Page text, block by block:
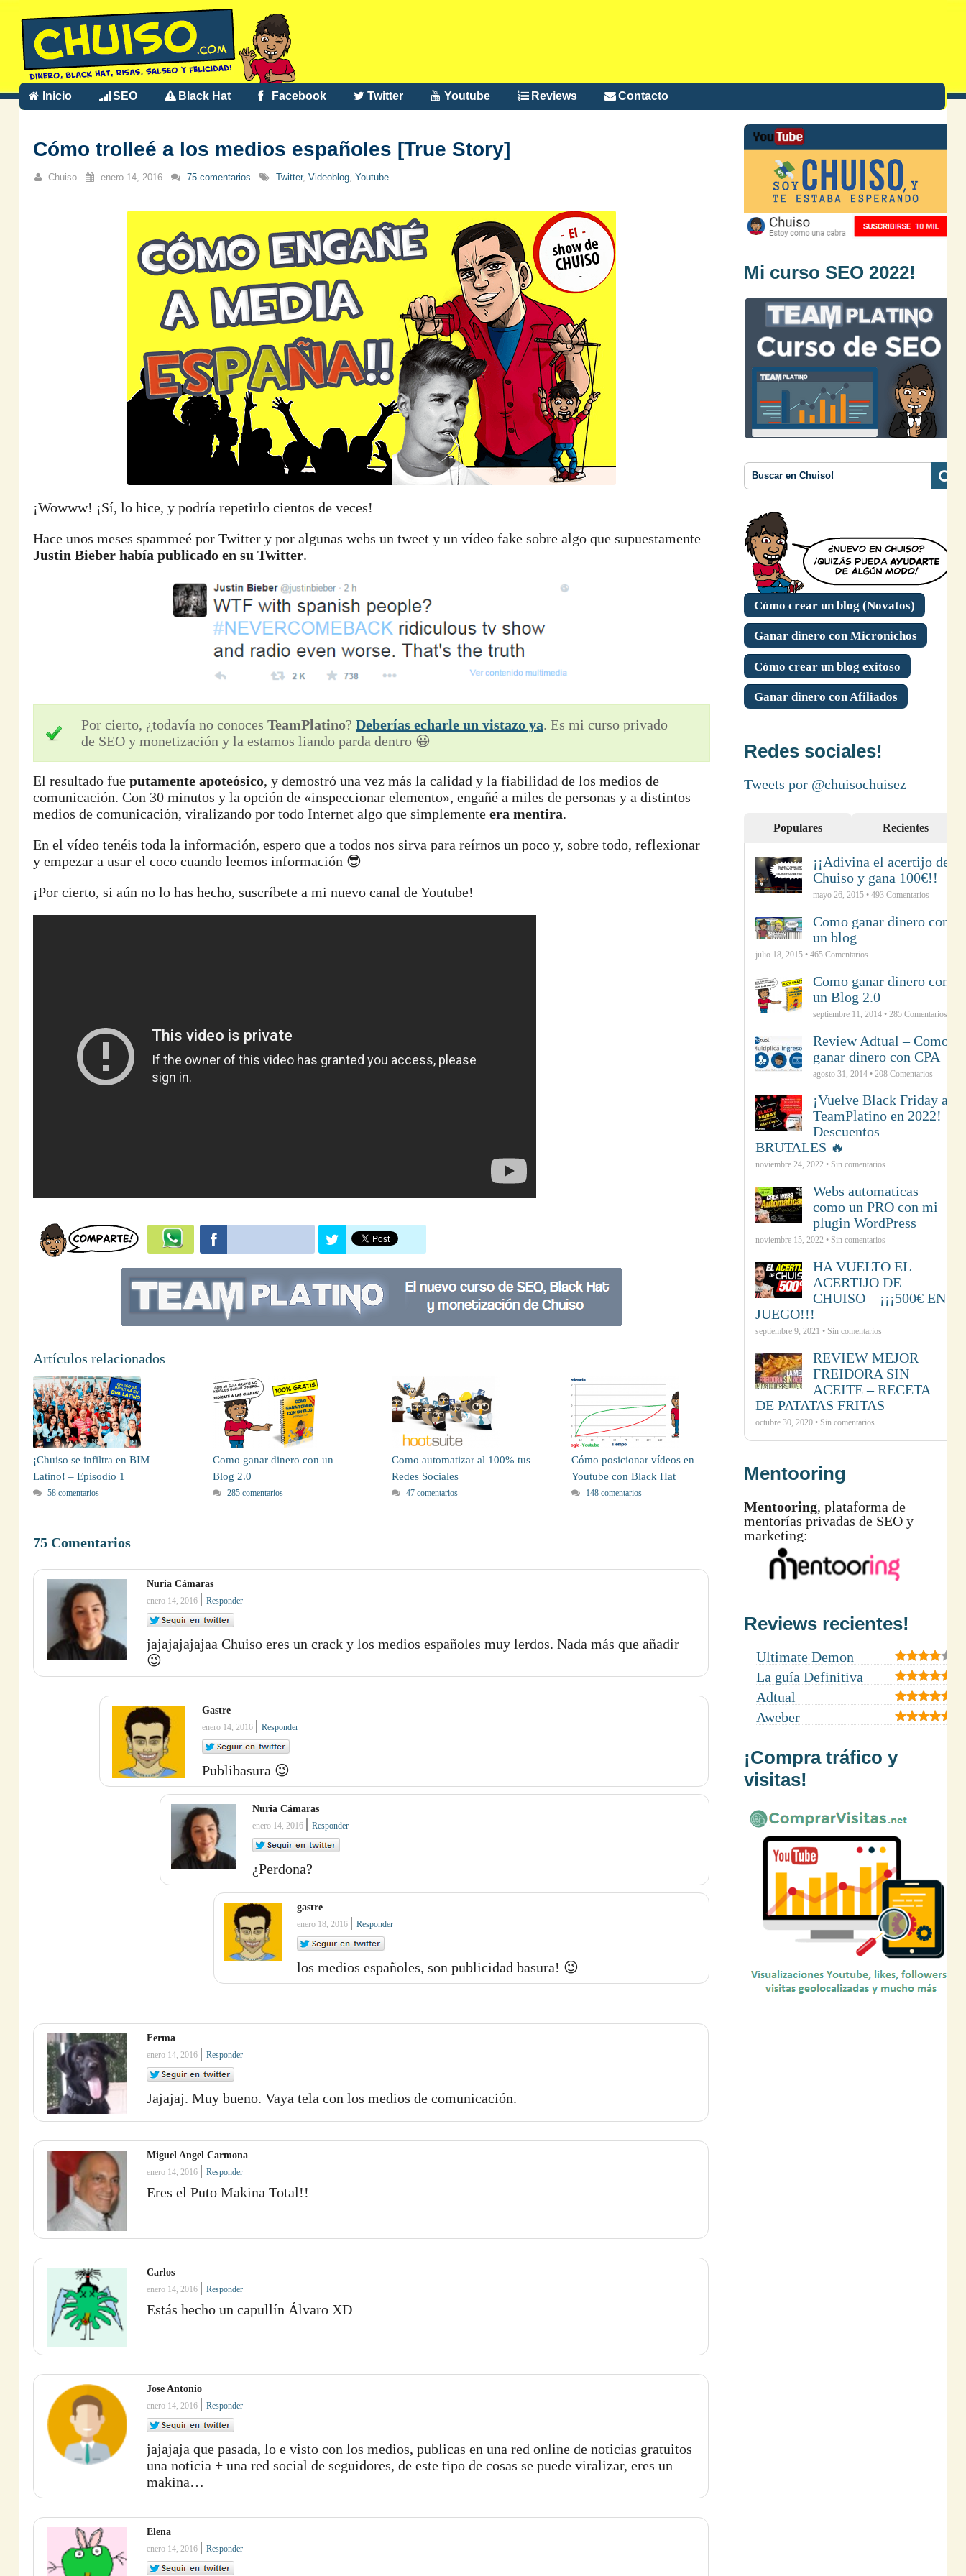
Inicio SEO Black Hat Facebook Twitter Youtube Reviews Contacto
Cómo trolleé a los medios españoles [True Story]
Chuiso enero 14, 2016 75 comentarios Twitter, Videoblog, Youtube
¡Wowww! ¡Sí, lo hice, y podría repetirlo cientos de veces!
Hace unos meses spammeé por Twitter y por algunas webs un tweet y un vídeo fake sobre algo que supuestamente
Justin Bieber había publicado en su Twitter.
Por cierto, ¿todavía no conoces TeamPlatino? Deberías echarle un vistazo ya. Es mi curso privado
de SEO y monetización y la estamos liando parda dentro 😀
El resultado fue putamente apoteósico, y demostró una vez más la calidad y la fiabilidad de los medios de
comunicación. Con 30 minutos y la opción de «inspeccionar elemento», engañé a miles de personas y a distintos
medios de comunicación, viralizando por todo Internet algo que simplemente era mentira.
En el vídeo tenéis toda la información, espero que a todos nos sirva para reírnos un poco y, sobre todo, reflexionar
y empezar a usar el coco cuando leemos información 😎
¡Por cierto, si aún no lo has hecho, suscríbete a mi nuevo canal de Youtube!
Artículos relacionados
¡Chuiso se infiltra en BIM
Latino! – Episodio 1
58 comentarios
Como ganar dinero con un
Blog 2.0
285 comentarios
Como automatizar al 100% tus
Redes Sociales
47 comentarios
Cómo posicionar vídeos en
Youtube con Black Hat
148 comentarios
75 Comentarios
Nuria Cámaras
enero 14, 2016 |Responder
jajajajajajaa Chuiso eres un crack y los medios españoles muy lerdos. Nada más que añadir
😉
Gastre
enero 14, 2016 |Responder
Publibasura 😉
Nuria Cámaras
enero 14, 2016 | Responder
¿Perdona?
gastre
enero 18, 2016 |Responder
los medios españoles, son publicidad basura! 😉
Ferma
enero 14, 2016 |Responder
Jajajaj. Muy bueno. Vaya tela con los medios de comunicación.
Miguel Angel Carmona
enero 14, 2016 |Responder
Eres el Puto Makina Total!!
Carlos
enero 14, 2016 |Responder
Estás hecho un capullín Álvaro XD
Jose Antonio
enero 14, 2016 |Responder
jajajaja que pasada, lo e visto con los medios, publicas en una red online de noticias gratuitos
una noticia + una red social de seguidores, de este tipo de cosas se puede viralizar, eres un
makina…
Elena
enero 14, 2016 |Responder
Mi curso SEO 2022!
Cómo crear un blog (Novatos)
Ganar dinero con Micronichos
Cómo crear un blog exitoso
Ganar dinero con Afiliados
Redes sociales!
Tweets por @chuisochuisez
Populares Recientes
¡¡Adivina el acertijo de
Chuiso y gana 100€!!
mayo 26, 2015 • 493Comentarios
Como ganar dinero con
un blog
julio 18, 2015 • 465Comentarios
Como ganar dinero con
un Blog 2.0
septiembre 11, 2014 • 285Comentarios
Review Adtual – Como
ganar dinero con CPA
agosto 31, 2014 • 208Comentarios
¡Vuelve Black Friday a
TeamPlatino en 2022!
Descuentos
BRUTALES 🔥
noviembre 24, 2022 • Sin comentarios
Webs automaticas
como un PRO con mi
plugin WordPress
noviembre 15, 2022 • Sin comentarios
HA VUELTO EL
ACERTIJO DE
CHUISO – ¡¡¡500€ EN
JUEGO!!!
septiembre 9, 2021 • Sin comentarios
REVIEW MEJOR
FREIDORA SIN
ACEITE – RECETA
DE PATATAS FRITAS
octubre 30, 2020 • Sin comentarios
Mentooring
Mentooring, plataforma de
mentorías privadas de SEO y
marketing:
Reviews recientes!
Ultimate Demon
La guía Definitiva
Adtual
Aweber
¡Compra tráfico y
visitas!